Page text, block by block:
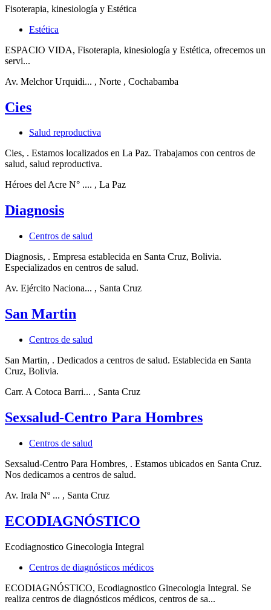
Fisoterapia, kinesiología y Estética
Estética
ESPACIO VIDA, Fisoterapia, kinesiología y Estética, ofrecemos un
servi...
Av. Melchor Urquidi... , Norte , Cochabamba
Cies
Salud reproductiva
Cies, . Estamos localizados en La Paz. Trabajamos con centros de
salud, salud reproductiva.
Héroes del Acre N° .... , La Paz
Diagnosis
Centros de salud
Diagnosis, . Empresa establecida en Santa Cruz, Bolivia.
Especializados en centros de salud.
Av. Ejército Naciona... , Santa Cruz
San Martin
Centros de salud
San Martin, . Dedicados a centros de salud. Establecida en Santa
Cruz, Bolivia.
Carr. A Cotoca Barri... , Santa Cruz
Sexsalud-Centro Para Hombres
Centros de salud
Sexsalud-Centro Para Hombres, . Estamos ubicados en Santa Cruz.
Nos dedicamos a centros de salud.
Av. Irala Nº ... , Santa Cruz
ECODIAGNÓSTICO
Ecodiagnostico Ginecologia Integral
Centros de diagnósticos médicos
ECODIAGNÓSTICO, Ecodiagnostico Ginecologia Integral. Se
realiza centros de diagnósticos médicos, centros de sa...